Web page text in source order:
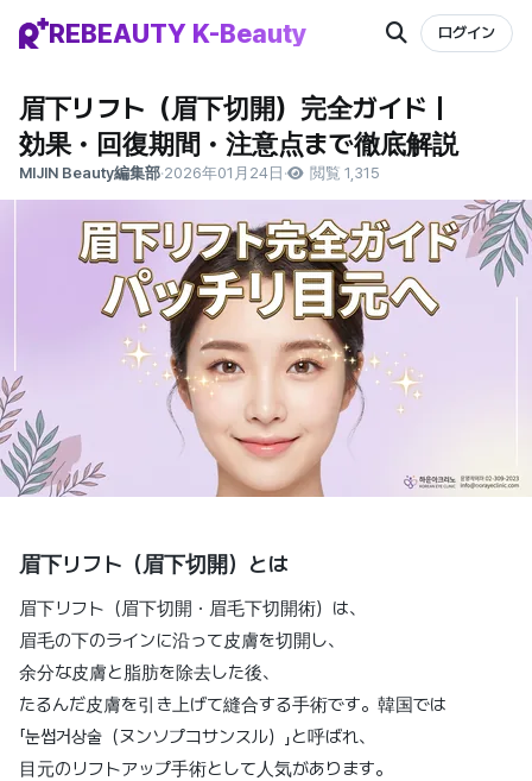
REBEAUTY K-Beauty ログイン
眉下リフト（眉下切開）完全ガイド｜
効果・回復期間・注意点まで徹底解説
MIJIN Beauty編集部·2026年01月24日 · 閲覧 1,315
眉下リフト（眉下切開）とは
眉下リフト（眉下切開・眉毛下切開術）は、
眉毛の下のラインに沿って皮膚を切開し、
余分な皮膚と脂肪を除去した後、
たるんだ皮膚を引き上げて縫合する手術です。韓国では
「눈썹거상술（ヌンソプコサンスル）」と呼ばれ、
目元のリフトアップ手術として人気があります。